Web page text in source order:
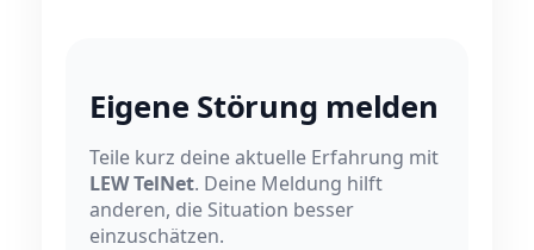
Eigene Störung melden
Teile kurz deine aktuelle Erfahrung mit
LEW TelNet. Deine Meldung hilft
anderen, die Situation besser
einzuschätzen.